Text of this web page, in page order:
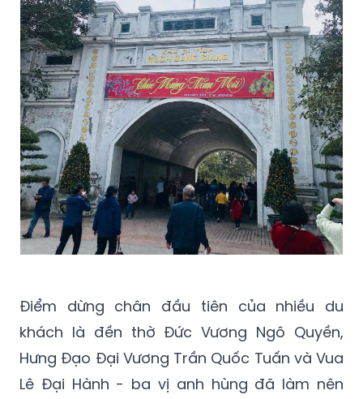
Điểm dừng chân đầu tiên của nhiều du
khách là đền thờ Đức Vương Ngô Quyền,
Hưng Đạo Đại Vương Trần Quốc Tuấn và Vua
Lê Đại Hành - ba vị anh hùng đã làm nên